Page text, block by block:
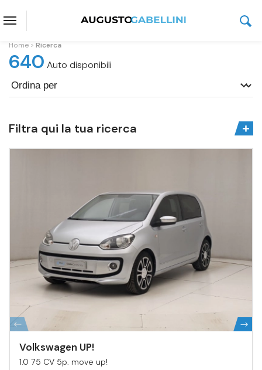
Home Ricerca
640 Auto disponibili
Filtra qui la tua ricerca
Volkswagen UP!
1.0 75 CV 5p. move up!